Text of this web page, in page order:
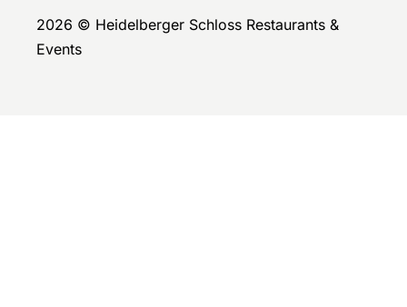
2026 © Heidelberger Schloss Restaurants &
Events